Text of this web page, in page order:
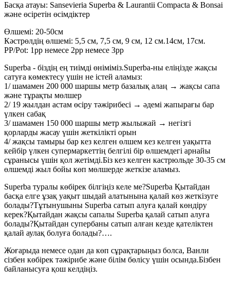
Басқа атауы: Sansevieria Superba & Laurantii Compacta & Bonsai
және өсіретін өсімдіктер
Өлшемі: 20-50см
Кәстрөлдің өлшемі: 5,5 см, 7,5 см, 9 см, 12 см.14см, 17см.
PP/Pot: 1pp немесе 2pp немесе 3pp
Superba - біздің ең тиімді өніміміз.Superba-ны еліңізде жақсы
сатуға көмектесу үшін не істей аламыз:
1/ шамамен 200 000 шаршы метр базалық алаң → жақсы сапа
және тұрақты мөлшер
2/ 19 жылдан астам өсіру тәжірибесі → әдемі жапырағы бар
үлкен сабақ
3/ шамамен 150 000 шаршы метр жылыжай → негізгі
қорларды жасау үшін жеткілікті орын
4/ жақсы тамыры бар кез келген өлшем кез келген уақытта
кейбір үлкен супермаркеттің белгілі бір өлшемдегі арнайы
сұранысы үшін қол жетімді.Біз кез келген кастрюльде 30-35 см
өлшемді жыл бойы көп мөлшерде жеткізе аламыз.
Superba туралы көбірек білгіңіз келе ме?Superba Қытайдан
басқа елге ұзақ уақыт шыдай алатынына қалай көз жеткізуге
болады?Тұтынушыны Superba сатып алуға қалай көндіру
керек?Қытайдан жақсы сапалы Superba қалай сатып алуға
болады?Қытайдан супербаны сатып алған кезде қателіктен
қалай аулақ болуға болады?….
Жоғарыда немесе одан да көп сұрақтарыңыз болса, Ванли
сізбен көбірек тәжірибе және білім бөлісу үшін осында.Бізбен
байланысуға қош келдіңіз.